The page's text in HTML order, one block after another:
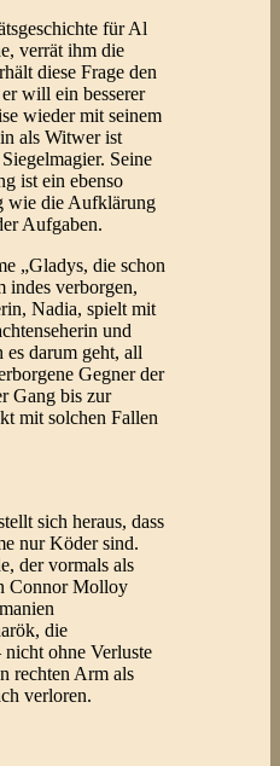
für Al
verrät ihm die
diese Frage den
will ein besserer
wieder mit seinem
als Witwer ist
Seine
ist ein ebenso
wie die Aufklärung
Aufgaben.
„Gladys, die schon
indes verborgen,
Nadia, spielt mit
und
darum geht, all
Gegner der
Gang bis zur
mit solchen Fallen
sich heraus, dass
nur Köder sind.
der vormals als
Connor Molloy
die
ohne Verluste
rechten Arm als
verloren.